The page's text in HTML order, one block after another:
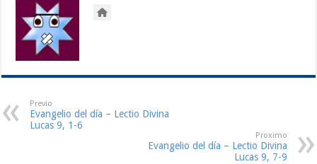
Previo
Evangelio del día – Lectio Divina
Lucas 9, 1-6
Proximo
Evangelio del día – Lectio Divina
Lucas 9, 7-9